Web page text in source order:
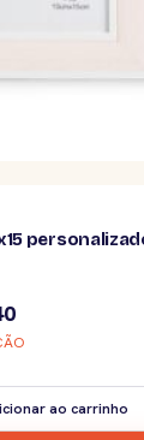
ao carrinho